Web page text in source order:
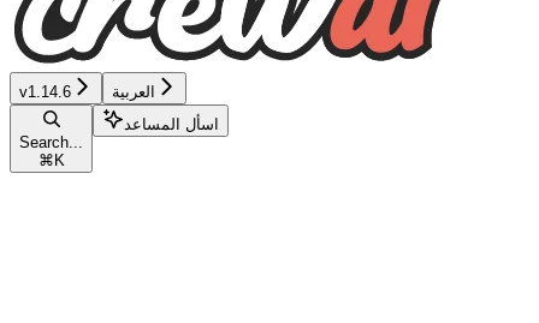
v1.14.6 العربية
Search...
⌘ K
اسأل المساعد